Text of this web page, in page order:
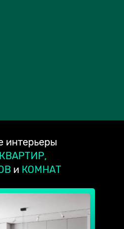
интерьеры
КВАРТИР,
и КОМНАТ